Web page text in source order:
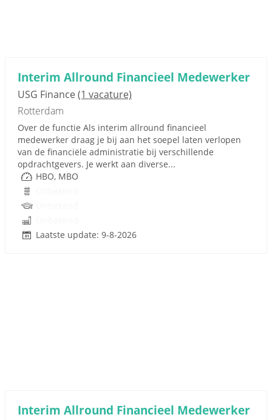
Interim Allround Financieel Medewerker
USG Finance(1 vacature)
Rotterdam
Over de functie Als interim allround financieel
medewerker draag je bij aan het soepel laten verlopen
van de financiële administratie bij verschillende
opdrachtgevers. Je werkt aan diverse...
HBO, MBO
Laatste update: 9-8-2026
Interim Allround Financieel Medewerker